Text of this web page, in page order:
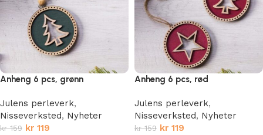
Anheng 6 pcs, grønn
Julens perleverk,
Nisseverksted, Nyheter
kr159 kr 119
Anheng 6 pcs, rød
Julens perleverk,
Nisseverksted, Nyheter
kr159 kr 119